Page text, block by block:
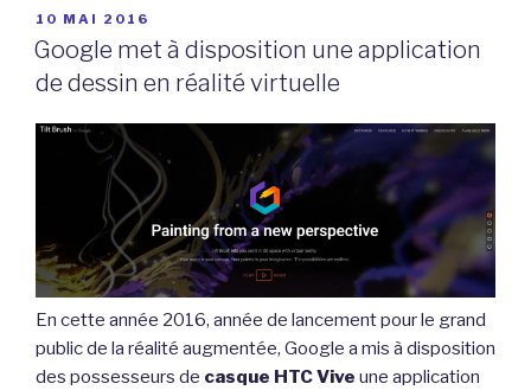
PUBLIÉ
LE
10 MAI 2016
Google met à disposition une application
de dessin en réalité virtuelle
En cette année 2016, année de lancement pour le grand
public de la réalité augmentée, Google a mis à disposition
des possesseurs de casque HTC Vive une application